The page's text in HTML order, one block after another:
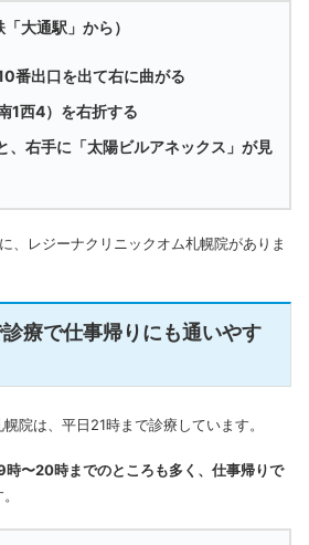
大通駅」から）
番出口を出て右に曲がる
1西4）を右折する
、右手に「太陽ビルアネックス」が見
、レジーナクリニックオム札幌院がありま
療で仕事帰りにも通いやす
院は、平日21時まで診療しています。
時〜20時までのところも多く、仕事帰りで